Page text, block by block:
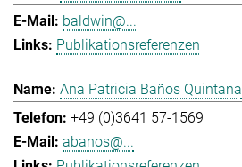
baldwin@...
Publikationsreferenzen
Ana Patricia Baños Quintana
+49 (0)3641 57-1569
abanos@...